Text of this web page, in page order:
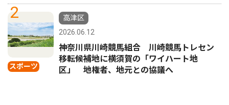
2
スポーツ
高津区
2026.06.12
神奈川県川崎競馬組合 川崎競馬トレセン
移転候補地に横須賀の「ワイハート地
区」 地権者、地元との協議へ